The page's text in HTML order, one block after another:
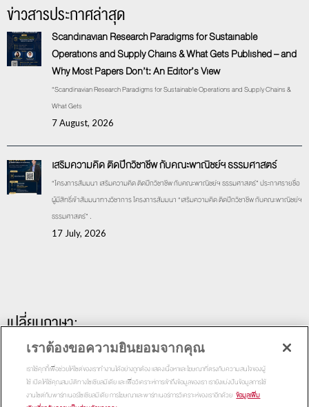
ข่าวสารประกาศล่าสุด
Scandinavian Research Paradigms for Sustainable
Operations and Supply Chains & What Gets Published – and
Why Most Papers Don’t: An Editor’s View
“Scandinavian Research Paradigms for Sustainable Operations and Supply Chains &
What Gets
7 August, 2026
เสริมความคิด ติดปีกวิชาชีพ กับคณะพาณิชย์ฯ ธรรมศาสตร์
“โครงการสัมมนา เสริมความคิด ติดปีกวิชาชีพ กับคณะพาณิชย์ฯ ธรรมศาสตร์” ประกาศรายชื่อ
ผู้มีสิทธิ์เข้าสัมมนาทางวิชาการ โครงการสัมมนา “เสริมความคิด ติดปีกวิชาชีพ กับคณะพาณิชย์ฯ
ธรรมศาสตร์” .
17 July, 2026
เปลี่ยนภาษา:
เราต้องขอความยินยอมจากคุณ
เราใช้คุกกี้เพื่อช่วยให้ไซต์ของเราทำงานได้อย่างถูกต้อง แสดงเนื้อหาและโฆษณาที่ตรงกับความสนใจของผู้
ใช้ เปิดให้ใช้คุณสมบัติทางโซเชียลมีเดีย และเพื่อวิเคราะห์การเข้าถึงข้อมูลของเรา เรายังแบ่งปันข้อมูลการใช้
งานไซต์กับพาร์ทเนอร์โซเชียลมีเดีย การโฆษณาและพาร์ทเนอร์การวิเคราะห์ของเราอีกด้วย ข้อมูลเพิ่ม